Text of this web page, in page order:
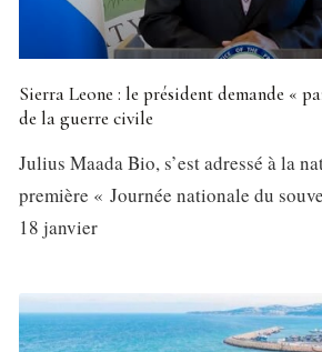
Sierra Leone : le président demande «
de la guerre civile
Julius Maada Bio, s’est adressé à la
première « Journée nationale du
18 janvier